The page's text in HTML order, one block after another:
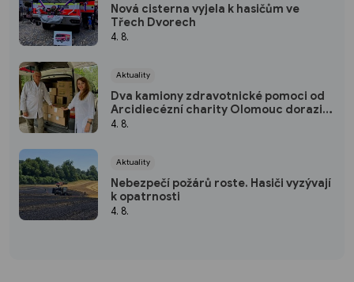
Nová cisterna vyjela k hasičům ve
Třech Dvorech
4. 8.
Aktuality
Dva kamiony zdravotnické pomoci od
Arcidiecézní charity Olomouc dorazily
na Ukrajinu
4. 8.
Aktuality
Nebezpečí požárů roste. Hasiči vyzývají
k opatrnosti
4. 8.